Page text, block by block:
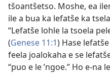
tšoantšetso. Moshe, ea
ile a bua ka lefatše ka
“Lefatše lohle la tsoela
(Genese 11:1) Hase
feela joalokaha e se
“puo e le ’ngoe.” Ho e-na